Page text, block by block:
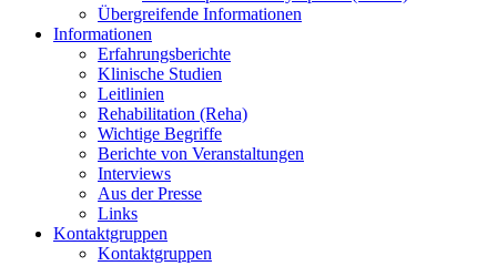
Übergreifende Informationen
Informationen
Erfahrungsberichte
Klinische Studien
Leitlinien
Rehabilitation (Reha)
Wichtige Begriffe
Berichte von Veranstaltungen
Interviews
Aus der Presse
Links
Kontaktgruppen
Kontaktgruppen